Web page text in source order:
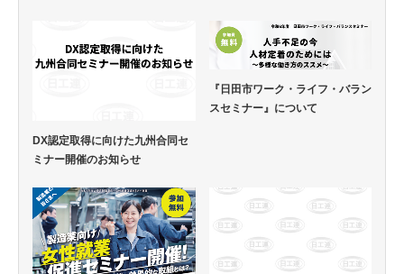
DX認定取得に向けた九州合同セ
ミナー開催のお知らせ
『日田市ワーク・ライフ・バラン
スセミナー』について